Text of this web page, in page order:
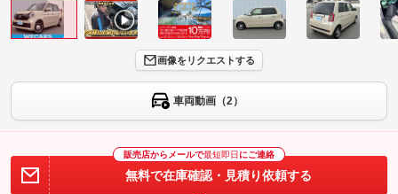
画像をリクエストする
車両動画（2）
販売店からメールで最短即日 にご連絡
無料で在庫確認・見積り依頼する